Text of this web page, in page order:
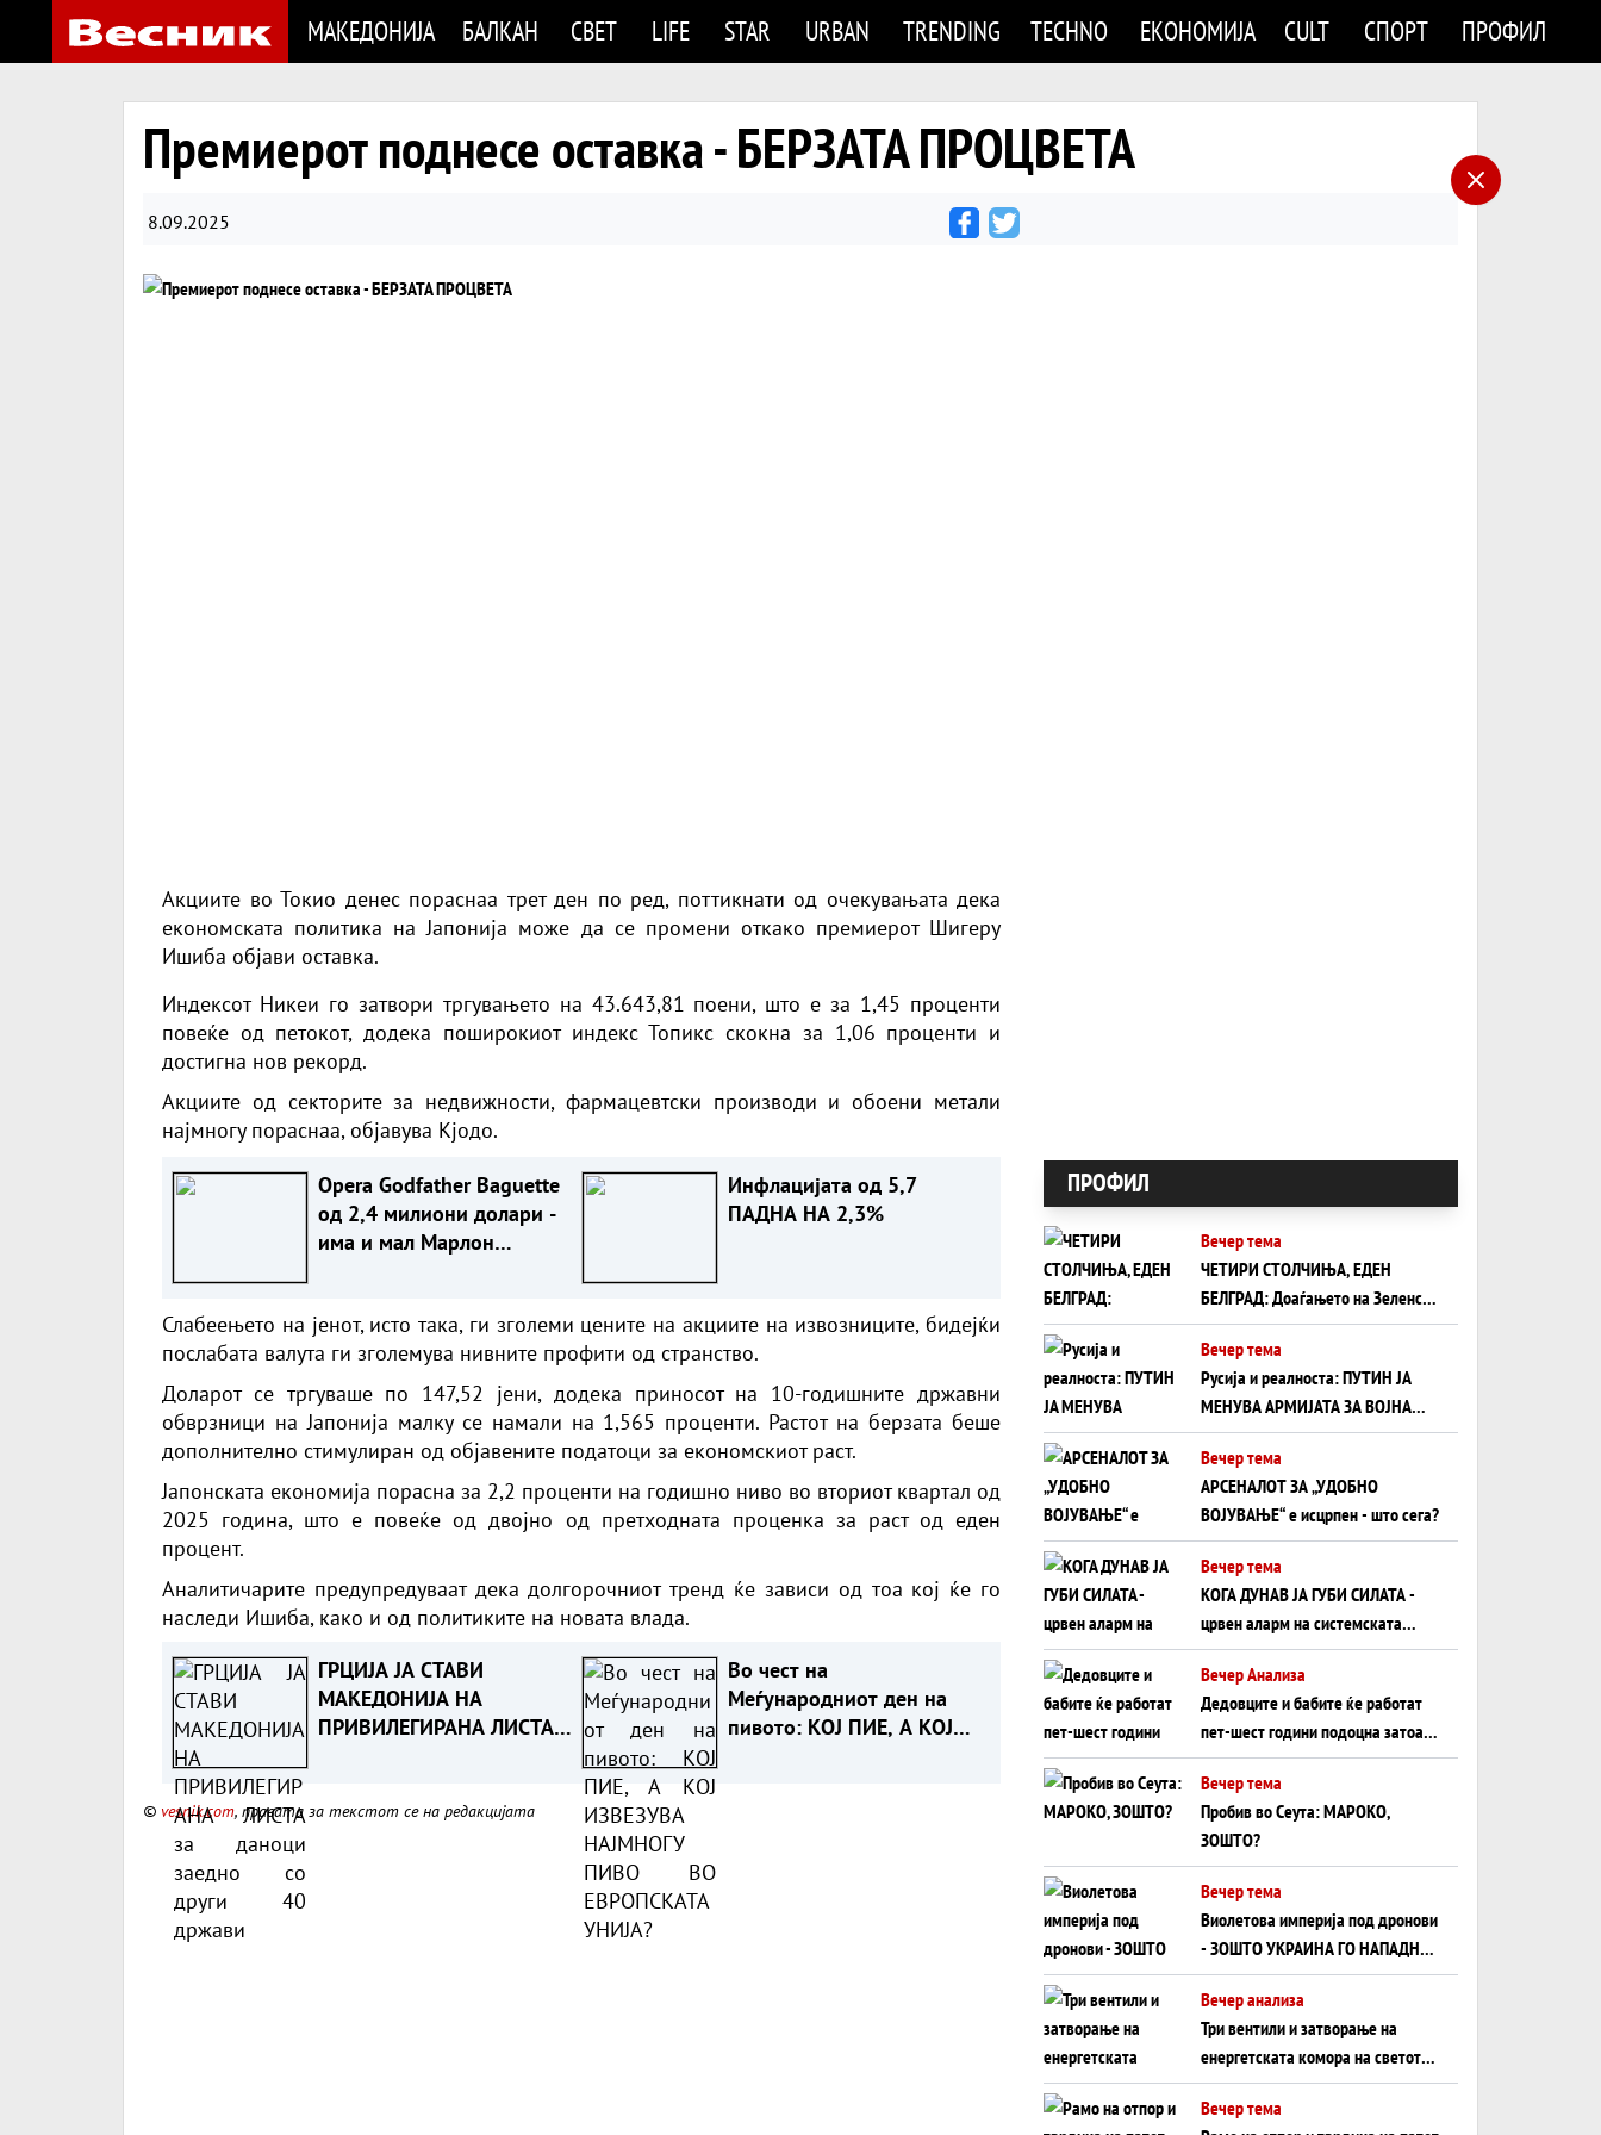
МАКЕДОНИЈА БАЛКАН СВЕТ LIFE STAR URBAN TRENDING TECHNO ЕКОНОМИЈА CULT СПОРТ ПРОФИЛ
Премиерот поднесе оставка - БЕРЗАТА ПРОЦВЕТА
8.09.2025
Акциите во Токио денес пораснаа трет ден по ред, поттикнати од очекувањата дека
економската политика на Јапонија може да се промени откако премиерот Шигеру
Ишиба објави оставка.
Индексот Никеи го затвори тргувањето на 43.643,81 поени, што е за 1,45 проценти
повеќе од петокот, додека поширокиот индекс Топикс скокна за 1,06 проценти и
достигна нов рекорд.
Акциите од секторите за недвижности, фармацевтски производи и обоени метали
најмногу пораснаа, објавува Кјодо.
Opera Godfather Baguette
од 2,4 милиони долари -
има и мал Марлон
Инфлацијата од 5,7
ПАДНА НА 2,3%
Слабеењето на јенот, исто така, ги зголеми цените на акциите на извозниците, бидејќи
послабата валута ги зголемува нивните профити од странство.
Доларот се тргуваше по 147,52 јени, додека приносот на 10-годишните државни
обврзници на Јапонија малку се намали на 1,565 проценти. Растот на берзата беше
дополнително стимулиран од објавените податоци за економскиот раст.
Јапонската економија порасна за 2,2 проценти на годишно ниво во вториот квартал од
2025 година, што е повеќе од двојно од претходната проценка за раст од еден
процент.
Аналитичарите предупредуваат дека долгорочниот тренд ќе зависи од тоа кој ќе го
наследи Ишиба, како и од политиките на новата влада.
ГРЦИЈА ЈА СТАВИ
МАКЕДОНИЈА НА
ПРИВИЛЕГИРАНА ЛИСТА
Во чест на
Меѓународниот ден на
пивото: КОЈ ПИЕ, А КОЈ
© vesnik.com, правата за текстот се на редакцијата
ПРОФИЛ
Вечер тема
ЧЕТИРИ СТОЛЧИЊА, ЕДЕН
БЕЛГРАД: Доаѓањето на Зеленски
ги открива тајните на политиката
на балансирање на Вучиќ
Вечер тема
Русија и реалноста: ПУТИН ЈА
МЕНУВА АРМИЈАТА ЗА ВОЈНА
ШТО ОСТАНУВА БЕЗ ФРОНТ
Вечер тема
АРСЕНАЛОТ ЗА „УДОБНО
ВОЈУВАЊЕ“ е исцрпен - што сега?
Вечер тема
КОГА ДУНАВ ЈА ГУБИ СИЛАТА -
црвен аларм на системската
плоча од јужна Германија до
Црното Море...
Вечер Анализа
Дедовците и бабите ќе работат
пет-шест години подоцна затоа
што НЕМААТ ВНУЦИ ДА ГИ
ЗАМЕНАТ
Вечер тема
Пробив во Сеута: МАРОКО,
ЗОШТО?
Вечер тема
Виолетова империја под дронови
- ЗОШТО УКРАИНА ГО НАПАДНА
РУСКИОТ WILDBERRIES
Вечер анализа
Три вентили и затворање на
енергетската комора на светот:
Нападот во Суец најавува
глобален енергетски инфаркт?
Вечер тема